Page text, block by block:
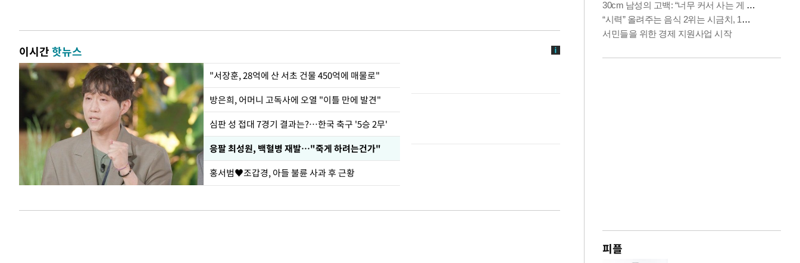
이시간핫뉴스
"서장훈, 28억에 산 서초 건물 450억에 매물로"
방은희, 어머니 고독사에 오열 "이틀 만에 발견"
심판 성 접대 7경기 결과는?…한국 축구 '5승 2무'
응팔 최성원, 백혈병 재발…"죽게 하려는건가"
홍서범♥조갑경, 아들 불륜 사과 후 근황
피플